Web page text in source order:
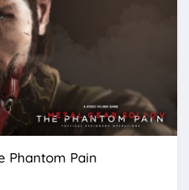
Phantom Pain